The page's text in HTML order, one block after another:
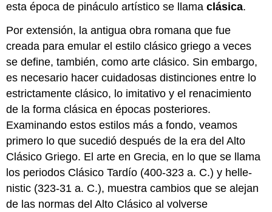
esta época de pináculo artístico se llamaclásica.
Por extensión, la antigua obra romana que fue
creada para emular el estilo clásico griego a veces
se define, también, como arte clásico. Sin embargo,
es necesario hacer cuidadosas distinciones entre lo
estrictamente clásico, lo imitativo y el renacimiento
de la forma clásica en épocas posteriores.
Examinando estos estilos más a fondo, veamos
primero lo que sucedió después de la era del Alto
Clásico Griego. El arte en Grecia, en lo que se llama
los periodos Clásico Tardío (400-323 a. C.) y helle-
nistic (323-31 a. C.), muestra cambios que se alejan
de las normas del Alto Clásico al volverse